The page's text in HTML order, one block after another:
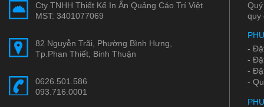
Cty TNHH Thiết Kế In Ấn Quảng Cáo Trí Việt
MST: 3401077069
82 Nguyễn Trãi, Phường Bình Hưng,
Tp.Phan Thiết, Binh Thuận
0626.501.586
093.716.0001
quy
-
-
-
-